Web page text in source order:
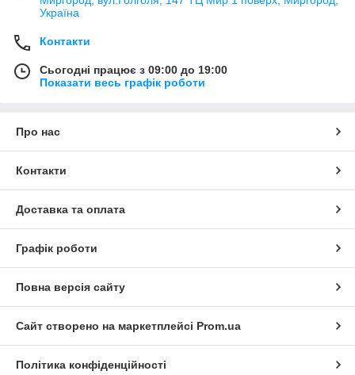
Україна
Контакти
Сьогодні працює з 09:00 до 19:00
Показати весь графік роботи
Про нас
Контакти
Доставка та оплата
Графік роботи
Повна версія сайту
Сайт створено на маркетплейсі Prom.ua
Політика конфіденційності